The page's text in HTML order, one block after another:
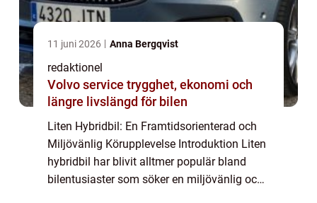
11 juni 2026 Anna Bergqvist
redaktionel
Volvo service trygghet, ekonomi och
längre livslängd för bilen
Liten Hybridbil: En Framtidsorienterad och
Miljövänlig Körupplevelse Introduktion Liten
hybridbil har blivit alltmer populär bland
bilentusiaster som söker en miljövänlig och